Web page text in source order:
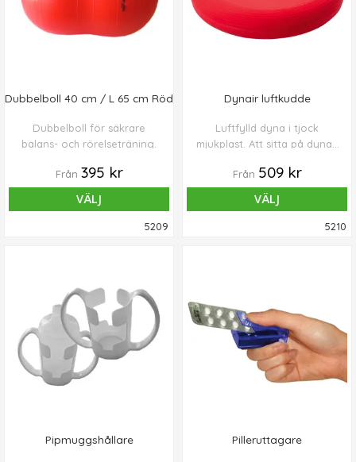
Dubbelboll 40 cm / L 65 cm Röd
Dubbelboll för säkrare
balans- och rörelseträning.
Från 395 kr
VÄLJ
5209
Dynair luftkudde
Luftfylld dyna i tjock
mjukplast. Att sitta på dynan
jätteboll, men känns säkrare
och blir säkrare på en stol
med rygg och karmstöd. Du
kan även stå på Dyn-air för
Från 509 kr
VÄLJ
5210
Pipmuggshållare Pilleruttagare